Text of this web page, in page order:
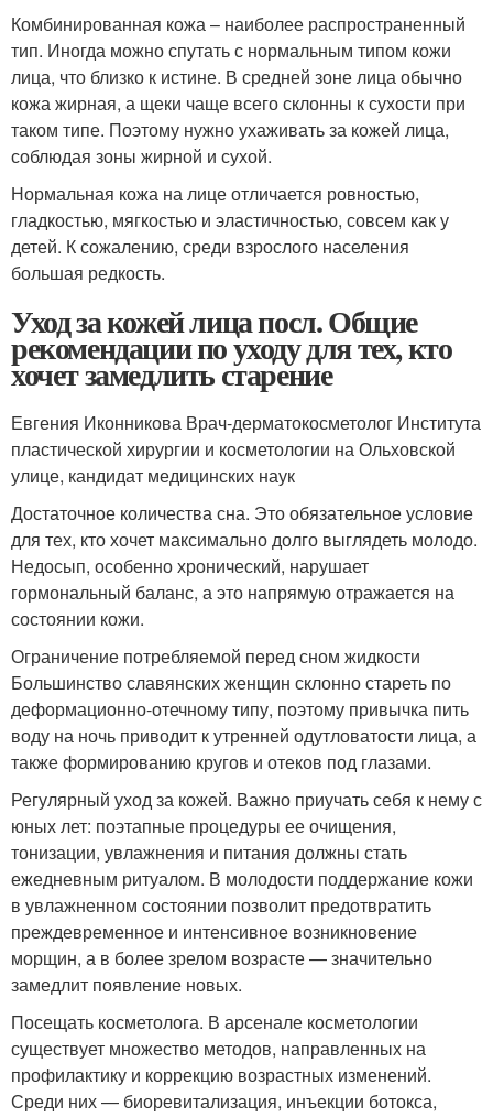
Комбинированная кожа – наиболее распространенный
тип. Иногда можно спутать с нормальным типом кожи
лица, что близко к истине. В средней зоне лица обычно
кожа жирная, а щеки чаще всего склонны к сухости при
таком типе. Поэтому нужно ухаживать за кожей лица,
соблюдая зоны жирной и сухой.
Нормальная кожа на лице отличается ровностью,
гладкостью, мягкостью и эластичностью, совсем как у
детей. К сожалению, среди взрослого населения
большая редкость.
Уход за кожей лица посл. Общие
рекомендации по уходу для тех, кто
хочет замедлить старение
Евгения Иконникова Врач-дерматокосметолог Института
пластической хирургии и косметологии на Ольховской
улице, кандидат медицинских наук
Достаточное количества сна. Это обязательное условие
для тех, кто хочет максимально долго выглядеть молодо.
Недосып, особенно хронический, нарушает
гормональный баланс, а это напрямую отражается на
состоянии кожи.
Ограничение потребляемой перед сном жидкости
Большинство славянских женщин склонно стареть по
деформационно-отечному типу, поэтому привычка пить
воду на ночь приводит к утренней одутловатости лица, а
также формированию кругов и отеков под глазами.
Регулярный уход за кожей. Важно приучать себя к нему с
юных лет: поэтапные процедуры ее очищения,
тонизации, увлажнения и питания должны стать
ежедневным ритуалом. В молодости поддержание кожи
в увлажненном состоянии позволит предотвратить
преждевременное и интенсивное возникновение
морщин, а в более зрелом возрасте — значительно
замедлит появление новых.
Посещать косметолога. В арсенале косметологии
существует множество методов, направленных на
профилактику и коррекцию возрастных изменений.
Среди них — биоревитализация, инъекции ботокса,